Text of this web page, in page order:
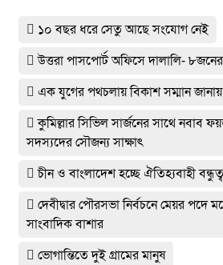
১০ বছর ধরে সেতু আছে সংযোগ নেই
উত্তরা পাসপোর্ট অফিসে দালালি-
এক যুগের পথচলায় বিকাশ সম্মান
কুমিল্লার সিভিল সার্জনের সাথে নবাব
সদস্যদের সৌজন্য সাক্ষাৎ
চীন ও বাংলাদেশ হচ্ছে ঐতিহ্যবাহী
দেবীদ্বার পৌরসভা নির্বচনে মেয়র পদে
সাংবাদিক বাশার
ভোগান্তিতে দুই গ্রামের মানুষ